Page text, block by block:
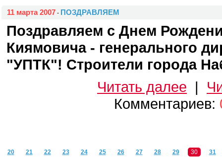
11 марта 2007 - ПОЗДРАВЛЯЕМ
Поздравляем с Днем
Киямовича - генерального
"УПТК"! Строители города
Читать далее |
Комментариев:
20 21 22 23 24 25 26 27 28 29 30 31